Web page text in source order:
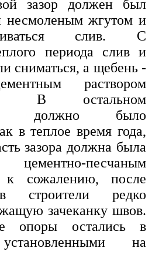
зазор должен был
несмоленым жгутом и
слив. С
периода слив и
сниматься, а щебень -
раствором
В остальном
должно было
в теплое время года,
зазора должна была
цементно-песчаным
к сожалению, после
строители редко
зачеканку швов.
опоры остались в
на